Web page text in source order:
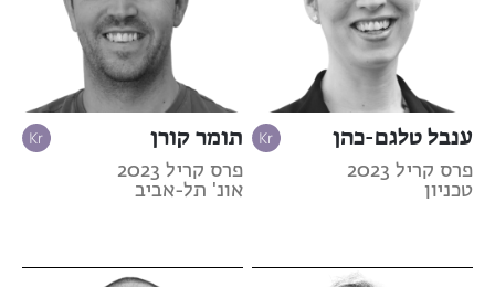
ענבל טלגם-כהן
פרס קריל 2023
טכניון
תומר קורן
פרס קריל 2023
אונ' תל-אביב